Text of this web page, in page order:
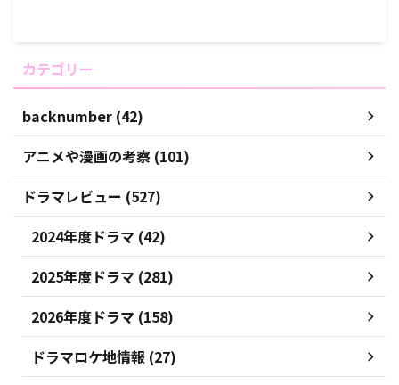
カテゴリー
backnumber (42)
アニメや漫画の考察 (101)
ドラマレビュー (527)
2024年度ドラマ (42)
2025年度ドラマ (281)
2026年度ドラマ (158)
ドラマロケ地情報 (27)